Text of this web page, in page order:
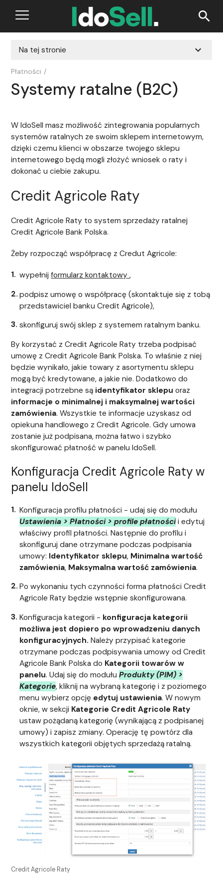
search
Na tej stronie expand_more
Płatności /
Systemy ratalne (B2C)
W IdoSell masz możliwość zintegrowania popularnych
systemów ratalnych ze swoim sklepem internetowym,
dzięki czemu klienci w obszarze twojego sklepu
internetowego będą mogli złożyć wniosek o raty i
dokonać u ciebie zakupu.
Credit Agricole Raty
Credit Agricole Raty to system sprzedaży ratalnej
Credit Agricole Bank Polska.
Żeby rozpocząć współpracę z Credut Agricole:
wypełnijformularz kontaktowy ,
podpisz umowę o współpracę (skontaktuje się z tobą
przedstawiciel banku Credit Agricole),
skonfiguruj swój sklep z systemem ratalnym banku.
By korzystać z Credit Agricole Raty trzeba podpisać
umowę z Credit Agricole Bank Polska. To właśnie z niej
będzie wynikało, jakie towary z asortymentu sklepu
mogą być kredytowane, a jakie nie. Dodatkowo do
integracji potrzebne są identyfikator sklepu oraz
informacje o minimalnej i maksymalnej wartości
zamówienia. Wszystkie te informacje uzyskasz od
opiekuna handlowego z Credit Agricole. Gdy umowa
zostanie już podpisana, można łatwo i szybko
skonfigurować płatność w panelu IdoSell.
Konfiguracja Credit Agricole Raty w
panelu IdoSell
Konfiguracja profilu płatności - udaj się do modułu
Ustawienia > Płatności > profile płatnościi edytuj
właściwy profil płatności. Następnie do profilu i
skonfiguruj dane otrzymane podczas podpisania
umowy: Identyfikator sklepu, Minimalna wartość
zamówienia, Maksymalna wartość zamówienia.
Po wykonaniu tych czynności forma płatności Credit
Agricole Raty będzie wstępnie skonfigurowana.
Konfiguracja kategorii - konfiguracja kategorii
możliwa jest dopiero po wprowadzeniu danych
konfiguracyjnych. Należy przypisać kategorie
otrzymane podczas podpisywania umowy od Credit
Agricole Bank Polska do Kategorii towarów w
panelu. Udaj się do modułuProdukty (PIM) >
Kategorie, kliknij na wybraną kategorię i z poziomego
menu wybierz opcję edytuj ustawienia. W nowym
oknie, w sekcji Kategorie Credit Agricole Raty
ustaw pożądaną kategorię (wynikającą z podpisanej
umowy) i zapisz zmiany. Operację tę powtórz dla
wszystkich kategorii objętych sprzedażą ratalną.
Credit Agricole Raty